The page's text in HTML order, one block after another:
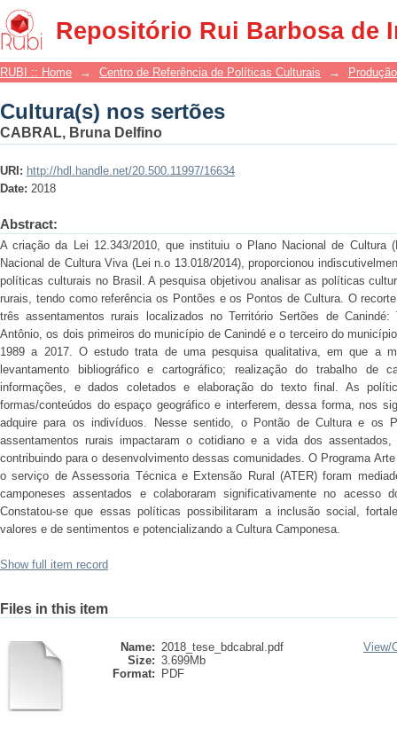
Repositório Rui Barbosa de
Cultura(s) nos sertões
RUBI :: Home → Centro de Referência de Políticas Culturais →
Cultura(s) nos sertões
CABRAL, Bruna Delfino
URI: http://hdl.handle.net/20.500.11997/16634
Date: 2018
Abstract:
A criação da Lei 12.343/2010, que instituiu o Plano Nacional de Cultura
Nacional de Cultura Viva (Lei n.o 13.018/2014), proporcionou
políticas culturais no Brasil. A pesquisa objetivou analisar as políticas
rurais, tendo como referência os Pontões e os Pontos de Cultura. O
três assentamentos rurais localizados no Território Sertões de
Antônio, os dois primeiros do município de Canindé e o terceiro do
1989 a 2017. O estudo trata de uma pesquisa qualitativa, em que a
levantamento bibliográfico e cartográfico; realização do trabalho de
informações, e dados coletados e elaboração do texto final. As
formas/conteúdos do espaço geográfico e interferem, dessa forma, nos
adquire para os indivíduos. Nesse sentido, o Pontão de Cultura e os
assentamentos rurais impactaram o cotidiano e a vida dos
contribuindo para o desenvolvimento dessas comunidades. O Programa
o serviço de Assessoria Técnica e Extensão Rural (ATER) foram
camponeses assentados e colaboraram significativamente no acesso
Constatou-se que essas políticas possibilitaram a inclusão social,
valores e de sentimentos e potencializando a Cultura Camponesa.
Show full item record
Files in this item
Name: 2018_tese_bdcabral.pdf
Size: 3.699Mb
Format:
PDF
View/